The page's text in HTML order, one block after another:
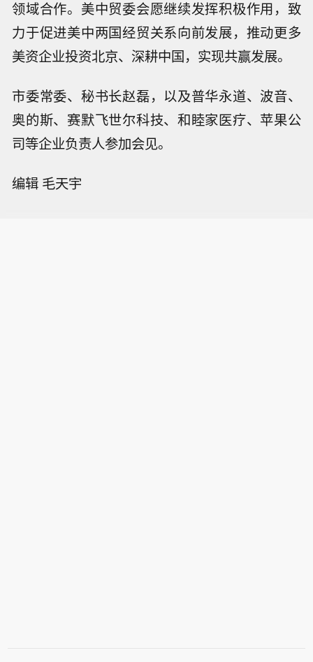
领域合作。美中贸委会愿继续发挥积极作用，致
力于促进美中两国经贸关系向前发展，推动更多
美资企业投资北京、深耕中国，实现共赢发展。
市委常委、秘书长赵磊，以及普华永道、波音、
奥的斯、赛默飞世尔科技、和睦家医疗、苹果公
司等企业负责人参加会见。
编辑 毛天宇